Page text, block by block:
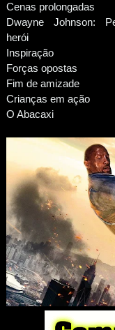
Cenas prolongadas
Dwayne Johnson:
herói
Inspiração
Forças opostas
Fim de amizade
Crianças em ação
O Abacaxi